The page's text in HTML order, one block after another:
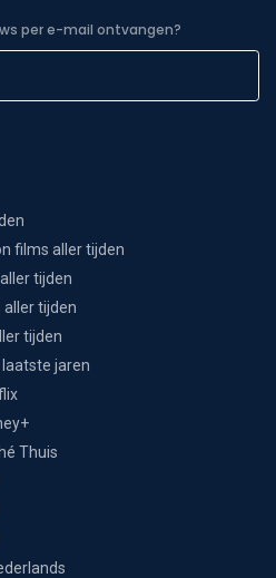
per e-mail ontvangen?
films aller tijden
tijden
tijden
tijden
jaren
Thuis